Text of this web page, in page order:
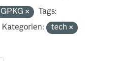
GPKG
Tags:
Kategorien:
tech